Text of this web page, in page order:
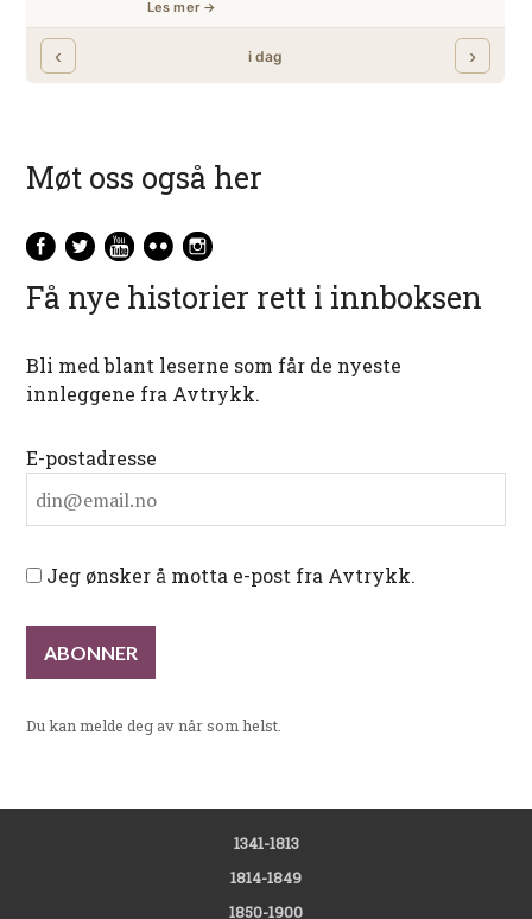
Møt oss også her
Få nye historier rett i innboksen
Bli med blant leserne som får de nyeste
innleggene fra Avtrykk.
E-postadresse
Jeg ønsker å motta e-post fra Avtrykk.
Du kan melde deg av når som helst.
1341-1813
1814-1849
1850-1900